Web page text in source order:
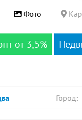
Фото
от 3,5%
Город: